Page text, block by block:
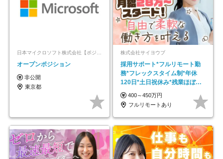
日本マイクロソフト株式会社【ポジションマッチ登録】
オープンポジション
非公開
東京都
株式会社サイヨウブ
採用サポート*フルリモート勤
務*フレックスタイム制*年休
120日*土日祝休み*残業ほぼな
し*育児中社員8割以上
400～450万円
フルリモートあり